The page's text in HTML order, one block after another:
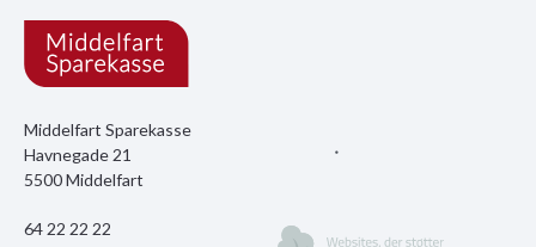
Middelfart Sparekasse
Havnegade 21
5500 Middelfart
64 22 22 22